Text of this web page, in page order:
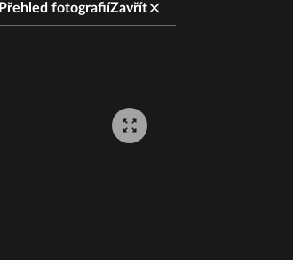
Přehled fotografiíZavřít